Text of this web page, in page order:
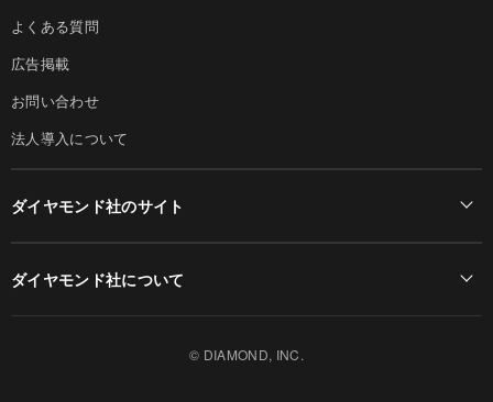
よくある質問
広告掲載
お問い合わせ
法人導入について
ダイヤモンド社のサイト
ダイヤモンド社について
© DIAMOND, INC.